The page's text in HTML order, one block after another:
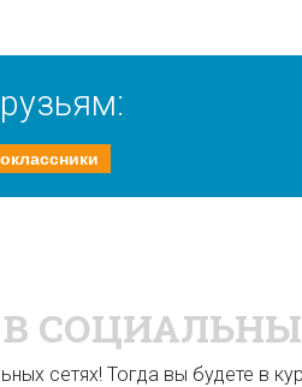
В
сетях! Тогда вы будете в